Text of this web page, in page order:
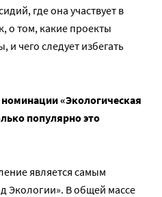
где она участвует в
о том, какие проекты
чего следует избегать
«Экологическая
популярно это
является самым
Экологии». В общей массе